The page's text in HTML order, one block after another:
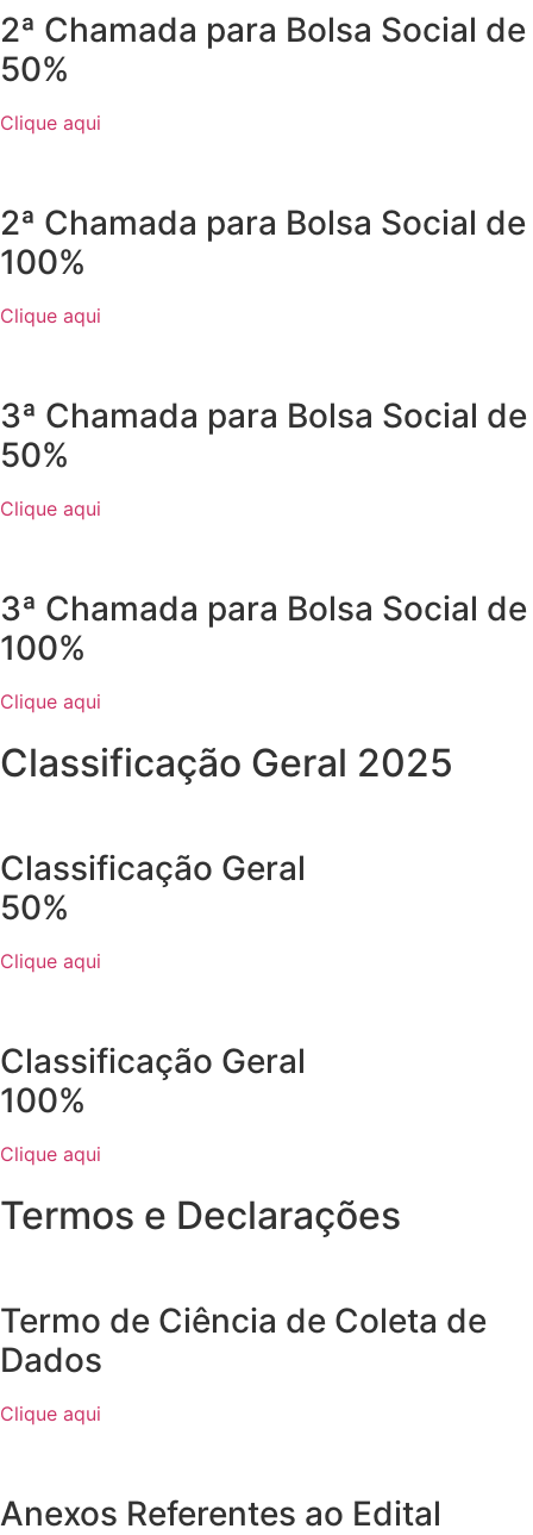
2ª Chamada para Bolsa Social de
50%
Clique aqui
2ª Chamada para Bolsa Social de
100%
Clique aqui
3ª Chamada para Bolsa Social de
50%
Clique aqui
3ª Chamada para Bolsa Social de
100%
Clique aqui
Classificação Geral 2025
Classificação Geral
50%
Clique aqui
Classificação Geral
100%
Clique aqui
Termos e Declarações
Termo de Ciência de Coleta de
Dados
Clique aqui
Anexos Referentes ao Edital